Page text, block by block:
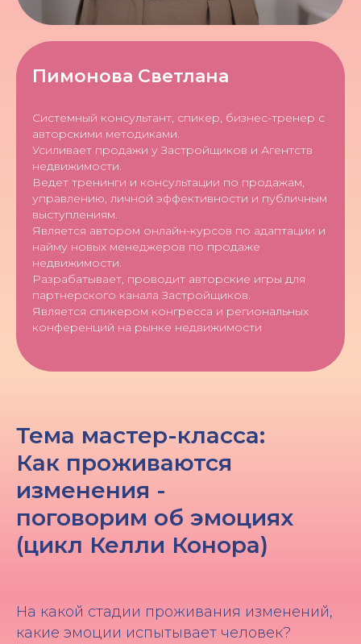
Пимонова Светлана
Системный консультант, спикер, бизнес-тренер с
авторскими методиками.
Усиливает продажи у Застройщиков и Агентств
недвижимости.
Ведет тренинги и консультации по продажам,
управлению, личной эффективности и публичным
выступлениям.
Является автором онлайн-курсов по адаптации и
найму новых менеджеров по продаже
недвижимости.
Разрабатывает, проводит авторские игры для
партнерского канала Застройщиков.
Является спикером конгресса и региональных
конференций на рынке недвижимости
Тема мастер-класса:
Как проживаются
изменения -
поговорим об эмоциях
(цикл Келли Конора)
На какой стадии проживания изменений,
какие эмоции испытывает человек?